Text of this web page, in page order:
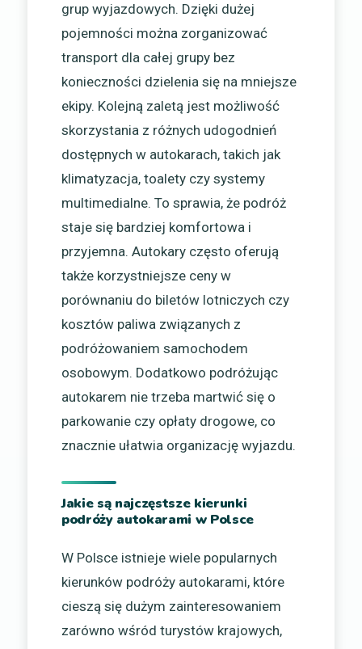
grup wyjazdowych. Dzięki dużej
pojemności można zorganizować
transport dla całej grupy bez
konieczności dzielenia się na mniejsze
ekipy. Kolejną zaletą jest możliwość
skorzystania z różnych udogodnień
dostępnych w autokarach, takich jak
klimatyzacja, toalety czy systemy
multimedialne. To sprawia, że podróż
staje się bardziej komfortowa i
przyjemna. Autokary często oferują
także korzystniejsze ceny w
porównaniu do biletów lotniczych czy
kosztów paliwa związanych z
podróżowaniem samochodem
osobowym. Dodatkowo podróżując
autokarem nie trzeba martwić się o
parkowanie czy opłaty drogowe, co
znacznie ułatwia organizację wyjazdu.
Jakie są najczęstsze kierunki
podróży autokarami w Polsce
W Polsce istnieje wiele popularnych
kierunków podróży autokarami, które
cieszą się dużym zainteresowaniem
zarówno wśród turystów krajowych,